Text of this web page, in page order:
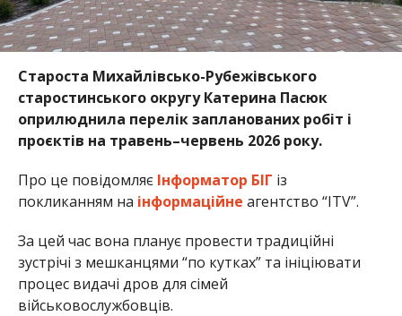
Староста Михайлівсько-Рубежівського
старостинського округуКатерина Пасюк
оприлюднила перелік запланованих робіт і
проєктів на травень–червень 2026 року.
Про це повідомляє Інформатор БІГ із
покликанням на інформаційне агентство “ITV”.
За цей час вона планує провести традиційні
зустрічі з мешканцями “по кутках” та ініціювати
процес видачі дров для сімей
військовослужбовців.